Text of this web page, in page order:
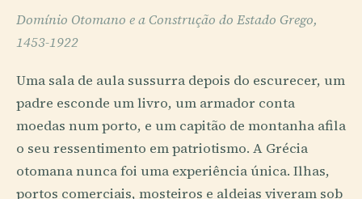
Domínio Otomano e a Construção do Estado Grego,
1453-1922
Uma sala de aula sussurra depois do escurecer, um
padre esconde um livro, um armador conta
moedas num porto, e um capitão de montanha afila
o seu ressentimento em patriotismo. A Grécia
otomana nunca foi uma experiência única. Ilhas,
portos comerciais, mosteiros e aldeias viveram sob